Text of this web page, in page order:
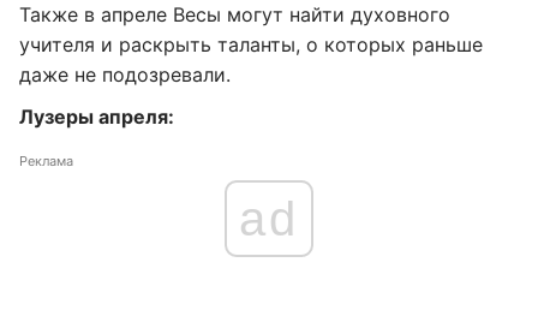
Также в апреле Весы могут найти духовного
учителя и раскрыть таланты, о которых раньше
даже не подозревали.
Лузеры апреля:
Реклама
ad